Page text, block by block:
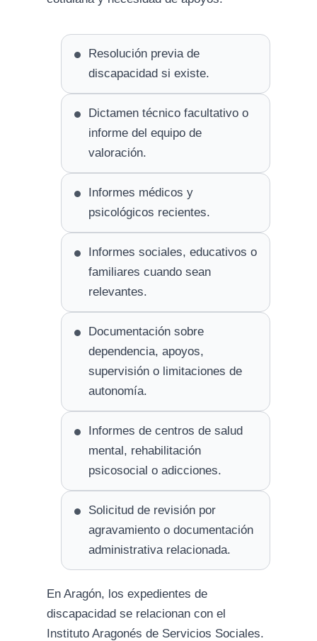
Resolución previa de
discapacidad si existe.
Dictamen técnico facultativo o
informe del equipo de
valoración.
Informes médicos y
psicológicos recientes.
Informes sociales, educativos o
familiares cuando sean
relevantes.
Documentación sobre
dependencia, apoyos,
supervisión o limitaciones de
autonomía.
Informes de centros de salud
mental, rehabilitación
psicosocial o adicciones.
Solicitud de revisión por
agravamiento o documentación
administrativa relacionada.
En Aragón, los expedientes de
discapacidad se relacionan con el
Instituto Aragonés de Servicios Sociales.